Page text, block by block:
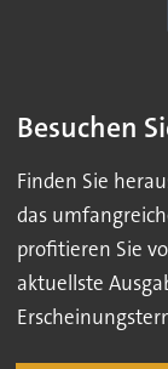
Besuchen
Finden Sie
das
profitieren Sie
aktuellste